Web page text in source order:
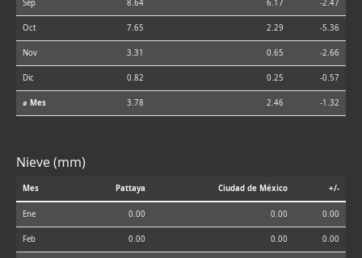
Sep 8.64 6.17 -2.47
Oct 7.65 2.29 -5.36
Nov 3.31 0.65 -2.66
Dic 0.82 0.25 -0.57
⌀ Mes 3.78 2.46 -1.32
Nieve (mm)
Mes Pattaya Ciudad de México +/-
Ene 0.00 0.00 0.00
Feb 0.00 0.00 0.00